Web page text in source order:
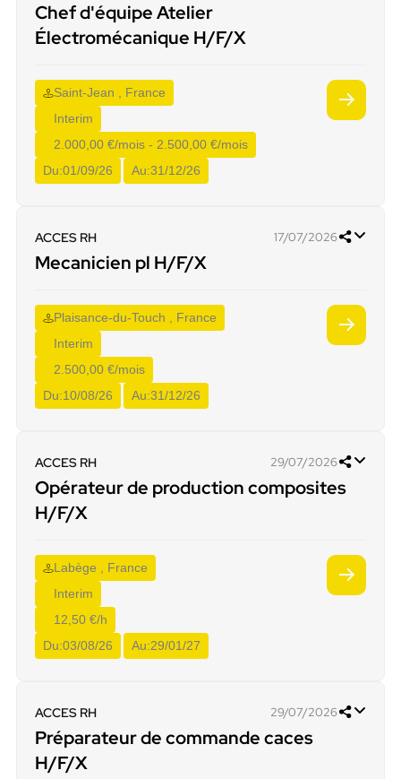
Chef d'équipe Atelier
Électromécanique H/F/X
Saint-Jean , France
Interim
2.000,00 €/mois - 2.500,00 €/mois
Du:01/09/26 Au:31/12/26
ACCES RH 17/07/2026
Mecanicien pl H/F/X
Plaisance-du-Touch , France
Interim
2.500,00 €/mois
Du:10/08/26 Au:31/12/26
ACCES RH 29/07/2026
Opérateur de production composites
H/F/X
Labège , France
Interim
12,50 €/h
Du:03/08/26 Au:29/01/27
ACCES RH 29/07/2026
Préparateur de commande caces
H/F/X